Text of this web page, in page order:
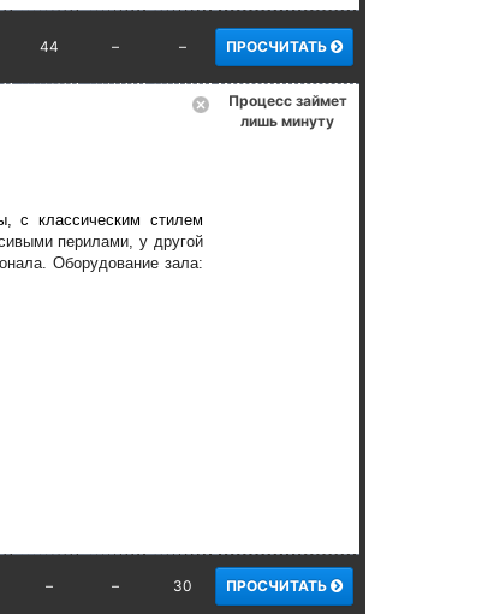
44 – – ПРОСЧИТАТЬ
с классическим стилем
перилами, у другой
Оборудование зала:
Процесс займет
лишь минуту
– – 30 ПРОСЧИТАТЬ